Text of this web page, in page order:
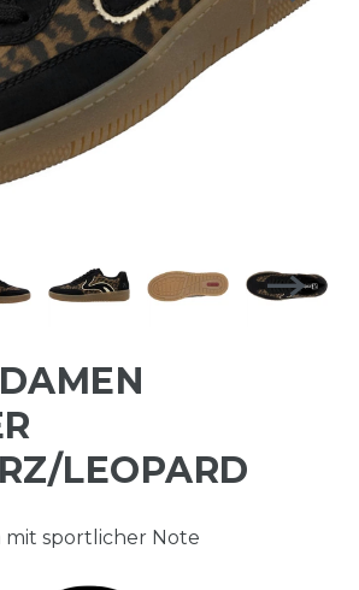
LEOPARD
mit sportlicher Note